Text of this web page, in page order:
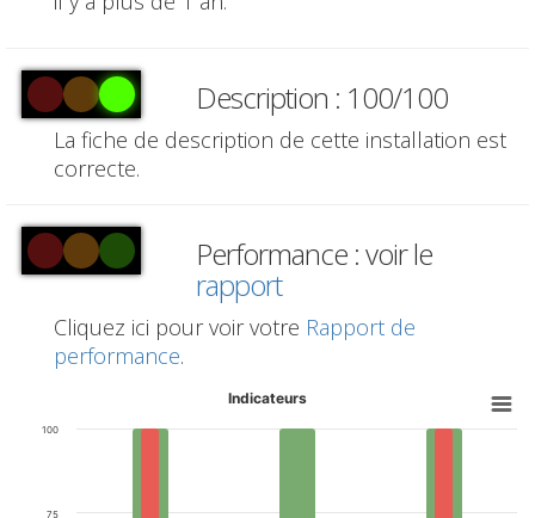
Description : 100/100
La fiche de description de cette installation est
correcte.
Performance : voir le
rapport
Cliquez ici pour voir votre Rapport de
performance.
Indicateurs
75
100